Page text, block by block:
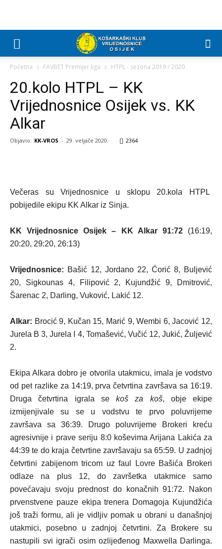
Početna FAVBET Premijer liga HTPL - sezona 2019 / 2020
20.kolo HTPL – KK
Vrijednosnice Osijek vs. KK
Alkar
Objavio: KK-VROS - 29. veljače 2020. 2364
Večeras su Vrijednosnice u sklopu 20.kola HTPL
pobijedile ekipu KK Alkar iz Sinja.
KK Vrijednosnice Osijek – KK Alkar 91:72(16:19,
20:20, 29:20, 26:13)
Vrijednosnice: Bašić 12, Jordano 22, Ćorić 8, Buljević
20, Sigkounas 4, Filipović 2, Kujundžić 9, Dmitrović,
Šarenac 2, Darling, Vuković, Lakić 12.
Alkar: Brocić 9, Kučan 15, Marić 9, Wembi 6, Jacović 12,
Jurela B 3, Jurela I 4, Tomašević, Vučić 12, Jukić, Žuljević
2.
Ekipa Alkara dobro je otvorila utakmicu, imala je vodstvo
od pet razlike za 14:19, prva četvrtina završava sa 16:19.
Druga četvrtina igrala se koš za koš, obje ekipe
izmijenjivale su se u vodstvu te prvo poluvrijeme
završava sa 36:39. Drugo poluvrijeme Brokeri kreću
agresivnije i prave seriju 8:0 koševima Arijana Lakića za
44:39 te do kraja četvrtine završavaju sa 65:59. U zadnjoj
četvrtini zabijenom tricom uz faul Lovre Bašića Brokeri
odlaze na plus 12, do završetka utakmice samo
povećavaju svoju prednost do konačnih 91:72. Nakon
prvenstvene pauze ekipa trenera Domagoja Kujundžića
još traži formu, ali je vidljiv pomak u obrani u današnjoj
utakmici, posebno u zadnjoj četvrtini. Za Brokere su
nastupili svi igrači osim ozlijeđenog Maxwella Darlinga.